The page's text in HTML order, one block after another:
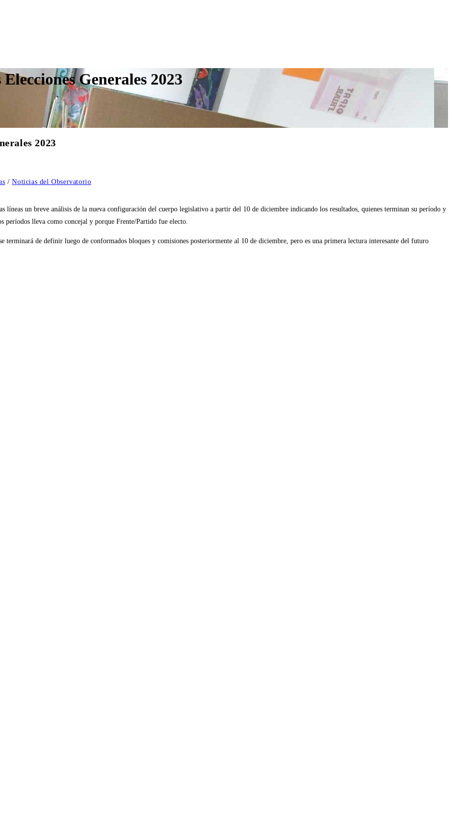
Generales 2023
2023
/ Noticias del Observatorio
líneas un breve análisis de la nueva configuración del cuerpo legislativo a partir del 10 de diciembre indicando los resultados, quienes terminan su período y
períodos lleva como concejal y porque Frente/Partido fue electo.
de definir luego de conformados bloques y comisiones posteriormente al 10 de diciembre, pero es una primera lectura interesante del futuro